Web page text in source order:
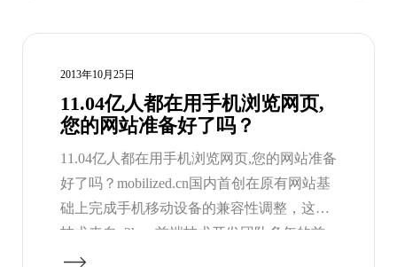
2013年10月25日
11.04亿人都在用手机浏览网页,
您的网站准备好了吗？
11.04亿人都在用手机浏览网页,您的网站准备
好了吗？mobilized.cn国内首创在原有网站基
础上完成手机移动设备的兼容性调整，这项
技术来自p2h.cn前端技术开发团队多年的前
端项目领域的开发经验。致力于为中国企业